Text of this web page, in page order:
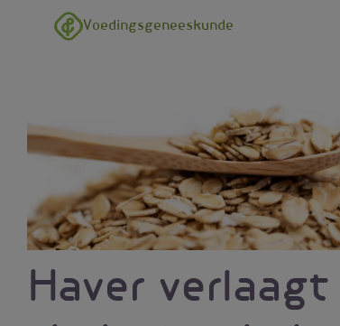
Overslaan en naar de inhoud gaan
Voedingsgeneeskunde
Haver verlaagt